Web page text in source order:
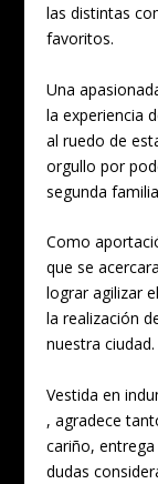
las distintas
favoritos.
Una
la experiencia
al ruedo de
orgullo por
segunda
Como
que se
lograr agilizar
la realización
nuestra ciudad.
Vestida en
, agradece
cariño,
dudas